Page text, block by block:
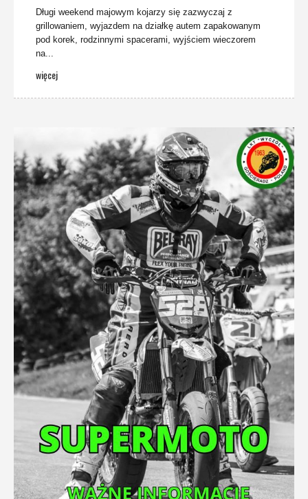
Długi weekend majowym kojarzy się zazwyczaj z
grillowaniem, wyjazdem na działkę autem zapakowanym
pod korek, rodzinnymi spacerami, wyjściem wieczorem
na...
więcej